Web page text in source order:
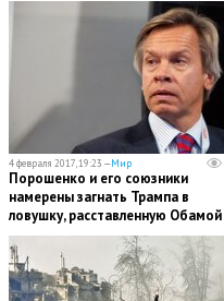
4 февраля 2017, 19:23 —Мир
Порошенко и его союзники
намерены загнать Трампа в
ловушку, расставленную Обамой
Пушков